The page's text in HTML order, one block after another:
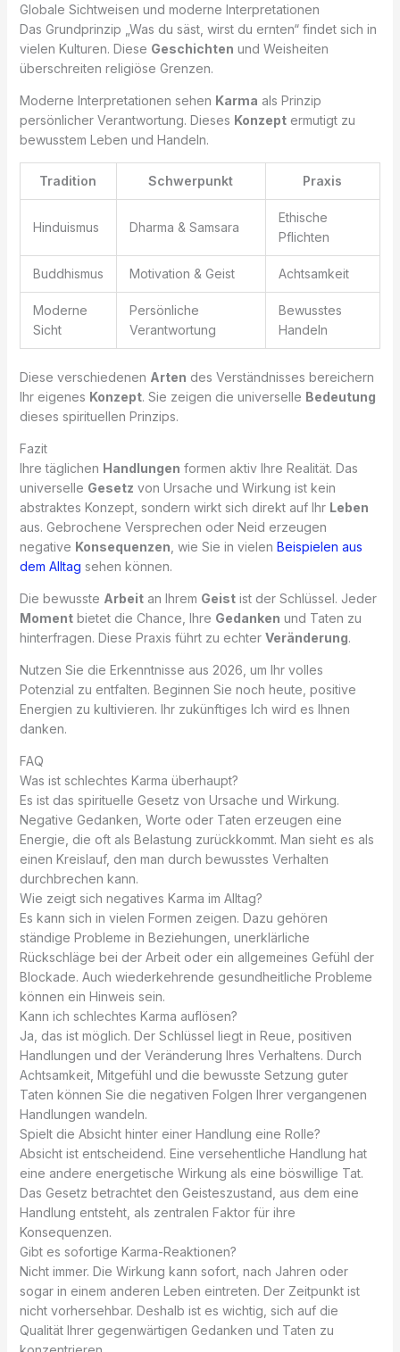
Globale Sichtweisen und moderne Interpretationen
Das Grundprinzip „Was du säst, wirst du ernten“ findet sich in
vielen Kulturen. Diese Geschichten und Weisheiten
überschreiten religiöse Grenzen.
Moderne Interpretationen sehen Karma als Prinzip
persönlicher Verantwortung. Dieses Konzeptermutigt zu
bewusstem Leben und Handeln.
Tradition Schwerpunkt Praxis
Hinduismus Dharma & Samsara
Ethische
Pflichten
Buddhismus Motivation & Geist Achtsamkeit
Moderne
Sicht
Persönliche
Verantwortung
Bewusstes
Handeln
Diese verschiedenen Arten des Verständnisses bereichern
Ihr eigenes Konzept. Sie zeigen die universelle Bedeutung
dieses spirituellen Prinzips.
Fazit
Ihre täglichen Handlungen formen aktiv Ihre Realität. Das
universelle Gesetz von Ursache und Wirkung ist kein
abstraktes Konzept, sondern wirkt sich direkt auf Ihr Leben
aus. Gebrochene Versprechen oder Neid erzeugen
negative Konsequenzen , wie Sie in vielen Beispielen aus
dem Alltag sehen können.
Die bewusste Arbeitan Ihrem Geistist der Schlüssel. Jeder
Momentbietet die Chance, Ihre Gedanken und Taten zu
hinterfragen. Diese Praxis führt zu echter Veränderung.
Nutzen Sie die Erkenntnisse aus 2026, um Ihr volles
Potenzial zu entfalten. Beginnen Sie noch heute, positive
Energien zu kultivieren. Ihr zukünftiges Ich wird es Ihnen
danken.
FAQ
Was ist schlechtes Karma überhaupt?
Es ist das spirituelle Gesetz von Ursache und Wirkung.
Negative Gedanken, Worte oder Taten erzeugen eine
Energie, die oft als Belastung zurückkommt. Man sieht es als
einen Kreislauf, den man durch bewusstes Verhalten
durchbrechen kann.
Wie zeigt sich negatives Karma im Alltag?
Es kann sich in vielen Formen zeigen. Dazu gehören
ständige Probleme in Beziehungen, unerklärliche
Rückschläge bei der Arbeit oder ein allgemeines Gefühl der
Blockade. Auch wiederkehrende gesundheitliche Probleme
können ein Hinweis sein.
Kann ich schlechtes Karma auflösen?
Ja, das ist möglich. Der Schlüssel liegt in Reue, positiven
Handlungen und der Veränderung Ihres Verhaltens. Durch
Achtsamkeit, Mitgefühl und die bewusste Setzung guter
Taten können Sie die negativen Folgen Ihrer vergangenen
Handlungen wandeln.
Spielt die Absicht hinter einer Handlung eine Rolle?
Absicht ist entscheidend. Eine versehentliche Handlung hat
eine andere energetische Wirkung als eine böswillige Tat.
Das Gesetz betrachtet den Geisteszustand, aus dem eine
Handlung entsteht, als zentralen Faktor für ihre
Konsequenzen.
Gibt es sofortige Karma-Reaktionen?
Nicht immer. Die Wirkung kann sofort, nach Jahren oder
sogar in einem anderen Leben eintreten. Der Zeitpunkt ist
nicht vorhersehbar. Deshalb ist es wichtig, sich auf die
Qualität Ihrer gegenwärtigen Gedanken und Taten zu